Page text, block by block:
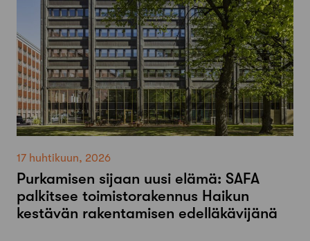
17 huhtikuun, 2026
Purkamisen sijaan uusi elämä: SAFA
palkitsee toimistorakennus Haikun
kestävän rakentamisen edelläkävijänä